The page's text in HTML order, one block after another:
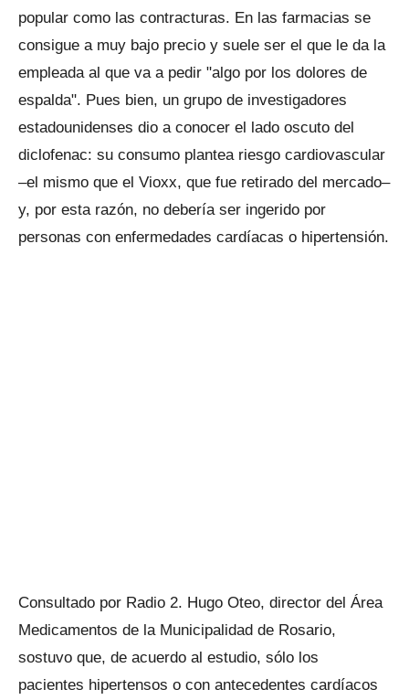
popular como las contracturas. En las farmacias se
consigue a muy bajo precio y suele ser el que le da la
empleada al que va a pedir "algo por los dolores de
espalda". Pues bien, un grupo de investigadores
estadounidenses dio a conocer el lado oscuto del
diclofenac: su consumo plantea riesgo cardiovascular
–el mismo que el Vioxx, que fue retirado del mercado–
y, por esta razón, no debería ser ingerido por
personas con enfermedades cardíacas o hipertensión.
Consultado por Radio 2. Hugo Oteo, director del Área
Medicamentos de la Municipalidad de Rosario,
sostuvo que, de acuerdo al estudio, sólo los
pacientes hipertensos o con antecedentes cardíacos